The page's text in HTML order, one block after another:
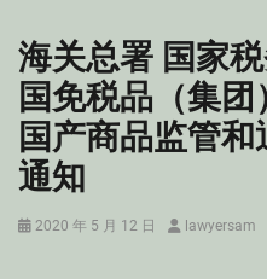
海关总署 国家
国免税品（集
国产商品监管
通知
Posted
2020 年 5 月 12 日 Authorlawyersam